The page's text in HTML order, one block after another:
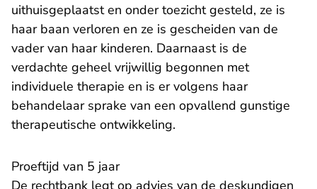
uithuisgeplaatst en onder toezicht gesteld, ze is
haar baan verloren en ze is gescheiden van de
vader van haar kinderen. Daarnaast is de
verdachte geheel vrijwillig begonnen met
individuele therapie en is er volgens haar
behandelaar sprake van een opvallend gunstige
therapeutische ontwikkeling.
Proeftijd van 5 jaar
De rechtbank legt op advies van de deskundigen